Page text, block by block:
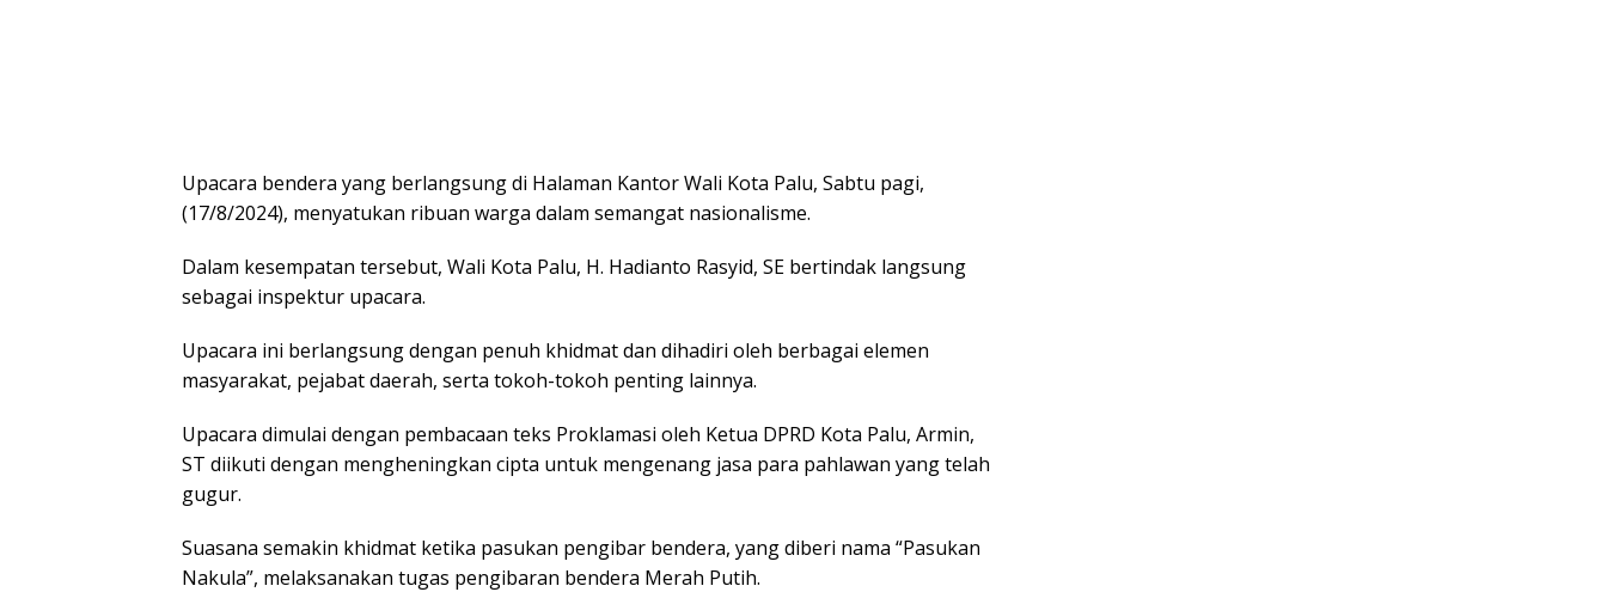
Upacara bendera yang berlangsung di Halaman Kantor Wali Kota Palu, Sabtu pagi,
(17/8/2024), menyatukan ribuan warga dalam semangat nasionalisme.
Dalam kesempatan tersebut, Wali Kota Palu, H. Hadianto Rasyid, SE bertindak langsung
sebagai inspektur upacara.
Upacara ini berlangsung dengan penuh khidmat dan dihadiri oleh berbagai elemen
masyarakat, pejabat daerah, serta tokoh-tokoh penting lainnya.
Upacara dimulai dengan pembacaan teks Proklamasi oleh Ketua DPRD Kota Palu, Armin,
ST diikuti dengan mengheningkan cipta untuk mengenang jasa para pahlawan yang telah
gugur.
Suasana semakin khidmat ketika pasukan pengibar bendera, yang diberi nama “Pasukan
Nakula”, melaksanakan tugas pengibaran bendera Merah Putih.